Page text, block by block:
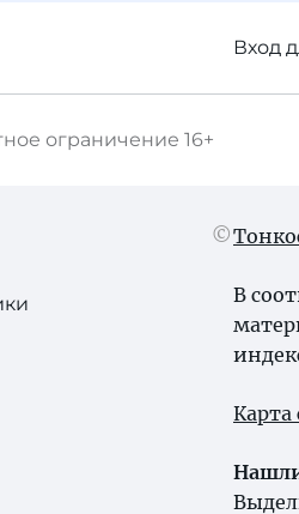
Вход
ограничение 16+
В
Карта